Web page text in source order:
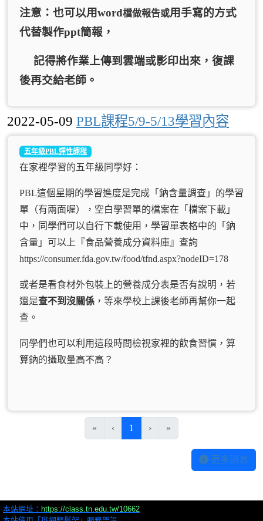
注意 ：也可以用word檔做報告或用手寫的方式
代替製作ppt簡報 ，
記得將作業上傳到雲端或影印出來 ， 復課
後再交給老師 。
2022-05-09 PBL課程5/9-5/13學習內容
五年級PBL彈性課程
在家裡學習的五年級同學好：
PBL這個星期的學習進度是完成「鈉含量調查」的學習
單（有兩面喔），空白學習單的檔案在「檔案下載」
中，同學們可以自行下載使用，學習單表格中的「鈉
含量」可以上『食品營養成分資料庫』查詢
https://consumer.fda.gov.tw/food/tfnd.aspx?nodeID=178
或者是看食材外包裝上的營養成分表是否有說明，若
還是查不到沒關係 ，等來學校上課後老師再幫你一起
查。
同學們也可以利用這段時間檢視家裡的飲食習慣，算
算鈉的攝取量高不高？
« ‹ 1 (目前頁次)
› »
更多消息
本站網址： https://class.tn.edu.tw/10662